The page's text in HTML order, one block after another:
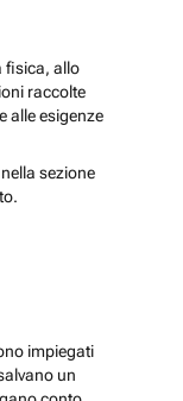
fisica, allo
raccolte
alle esigenze
sezione
impiegati
un